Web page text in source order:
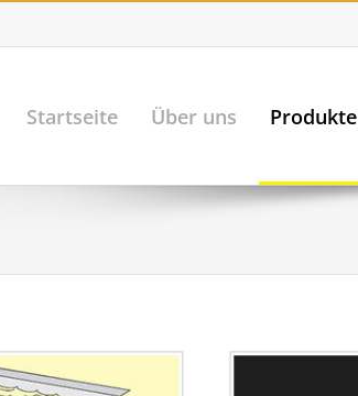
Startseite Über uns Produkte